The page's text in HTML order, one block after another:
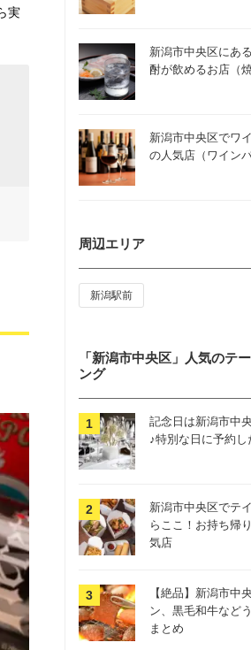
実
新潟市中央区にあ
酎が飲めるお店（
新潟市中央区でワ
の人気店（ワインバ
周辺エリア
新潟駅前
「新潟市中央区」人気のテ
ング
記念日は新潟市中
♪特別な日に予約し
新潟市中央区でテ
らここ！お持ち帰
気店
【絶品】新潟市中
ン、黒毛和牛など
まとめ